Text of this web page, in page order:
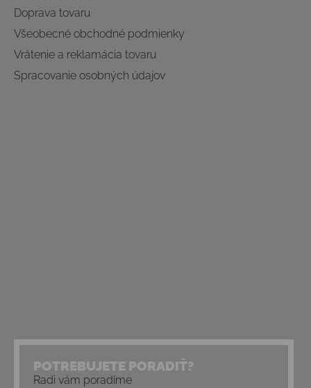
Doprava tovaru
Všeobecné obchodné podmienky
Vrátenie a reklamácia tovaru
Spracovanie osobných údajov
POTREBUJETE PORADIŤ?
Radi vám poradíme